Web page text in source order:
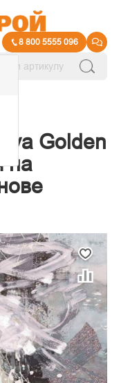
8 800 5555 096
Golden
на